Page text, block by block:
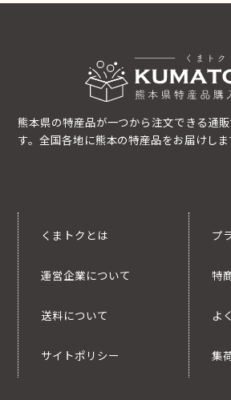
熊本県の特産品が一つから注文できる通
す。全国各地に熊本の特産品をお届けしま
くまトクとは
運営企業について
送料について
サイトポリシー
プ
特
よ
集